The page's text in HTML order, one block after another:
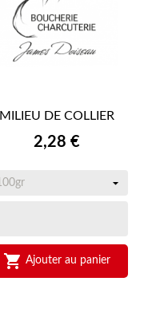
MILIEU DE COLLIER
Prix
2,28 €
 Ajouter au panier